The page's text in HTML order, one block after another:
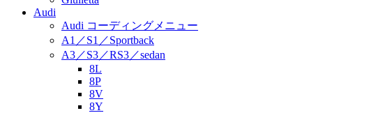
Audi
Audi コーディングメニュー
A1／S1／Sportback
A3／S3／RS3／sedan
8L
8P
8V
8Y